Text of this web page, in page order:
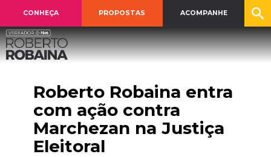
CONHEÇA PROPOSTAS ACOMPANHE
Roberto Robaina entra
com ação contra
Marchezan na Justiça
Eleitoral